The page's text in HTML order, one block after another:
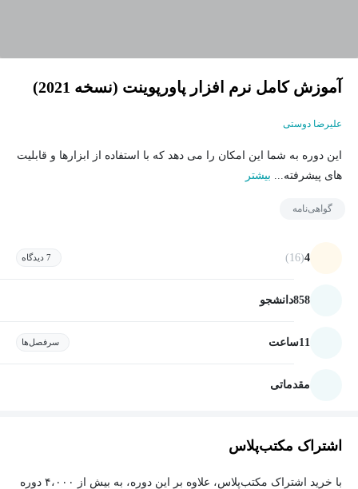
آموزش کامل نرم افزار پاورپوینت (نسخه 2021)
علیرضا دوستی
این دوره به شما این امکان را می دهد که با استفاده از ابزارها و قابلیت
های پیشرفته... بیشتر
گواهی‌نامه
4
(16) 7 دیدگاه
858دانشجو
11ساعت سرفصل‌ها
مقدماتی
اشتراک مکتب‌پلاس
با خرید اشتراک مکتب‌پلاس، علاوه بر این دوره، به بیش از ۴،۰۰۰ دوره